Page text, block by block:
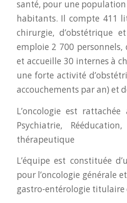
santé, pour une
habitants. Il compte 411
chirurgie, d’obstétrique
emploie 2 700 personnels,
et accueille 30 internes à
une forte activité
accouchements par an) et
L’oncologie est rattachée
Psychiatrie,
thérapeutique
L’équipe est constituée
pour l’oncologie générale
gastro-entérologie titulaire